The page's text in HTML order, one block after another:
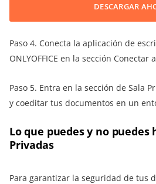
DESCARGAR
Paso 4. Conecta la aplicación de
ONLYOFFICE en la sección Conectar
Paso 5. Entra en la sección de Sala
y coeditar tus documentos en un
Lo que puedes y no puedes
Privadas
Para garantizar la seguridad de tus